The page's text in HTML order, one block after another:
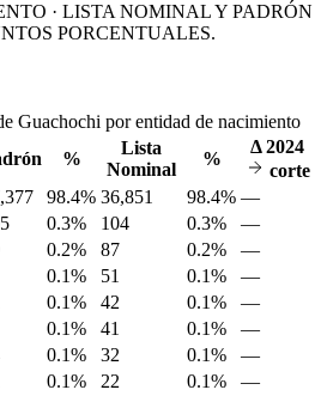
· LISTA NOMINAL Y PADRÓN
PORCENTUALES.
Guachochi por entidad de nacimiento
%
Lista
Nominal
%
Δ2024
corte
98.4% 36,851 98.4% —
0.3% 104 0.3%
—
0.2% 87 0.2%
—
0.1% 51 0.1%
—
0.1% 42 0.1%
—
0.1% 41 0.1%
—
0.1% 32 0.1%
—
0.1% 22 0.1%
—